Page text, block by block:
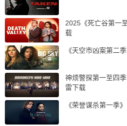
2025《死亡谷第一
载
《天空市凶案第二
神烦警探第一至四
雷下载
《荣誉谋杀第一季